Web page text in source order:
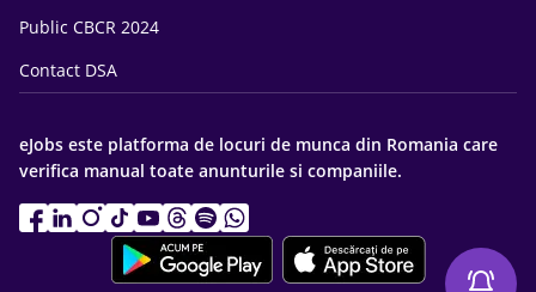
Public CBCR 2024
Contact DSA
eJobs este platforma de locuri de munca din Romania care
verifica manual toate anunturile si companiile.